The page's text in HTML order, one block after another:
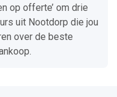
op offerte’ om drie
uit Nootdorp die jou
over de beste